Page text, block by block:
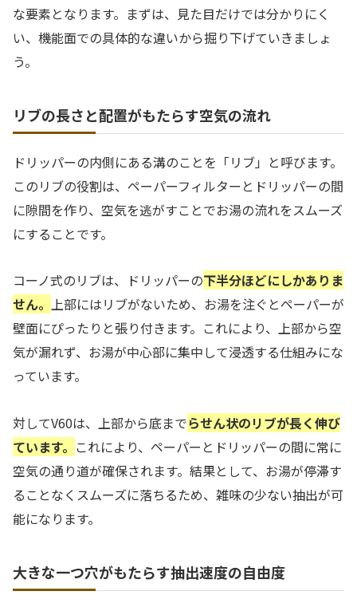
な要素となります。まずは、見た目だけでは分かりにく
い、機能面での具体的な違いから掘り下げていきましょ
う。
リブの長さと配置がもたらす空気の流れ
ドリッパーの内側にある溝のことを「リブ」と呼びます。
このリブの役割は、ペーパーフィルターとドリッパーの間
に隙間を作り、空気を逃がすことでお湯の流れをスムーズ
にすることです。
コーノ式のリブは、ドリッパーの下半分ほどにしかありま
せん。 上部にはリブがないため、お湯を注ぐとペーパーが
壁面にぴったりと張り付きます。これにより、上部から空
気が漏れず、お湯が中心部に集中して浸透する仕組みにな
っています。
対してV60は、上部から底までらせん状のリブが長く伸び
ています。 これにより、ペーパーとドリッパーの間に常に
空気の通り道が確保されます。結果として、お湯が停滞す
ることなくスムーズに落ちるため、雑味の少ない抽出が可
能になります。
大きな一つ穴がもたらす抽出速度の自由度